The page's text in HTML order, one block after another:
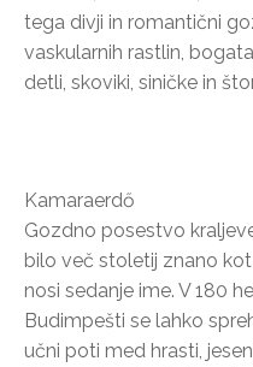
tega divji in romantični
vaskularnih rastlin,
detli, skoviki, siničke in
Kamaraerdő
Gozdno posestvo
bilo več stoletij znano
nosi sedanje ime. V 180
Budimpešti se lahko
učni poti med hrasti,